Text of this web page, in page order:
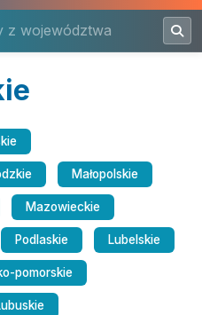
z województwa
Małopolskie
Mazowieckie
Podlaskie Lubelskie
pomorskie